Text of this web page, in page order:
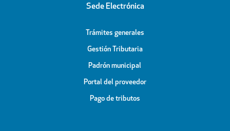
Sede Electrónica
Trámites generales
Gestión Tributaria
Padrón municipal
Portal del proveedor
Pago de tributos